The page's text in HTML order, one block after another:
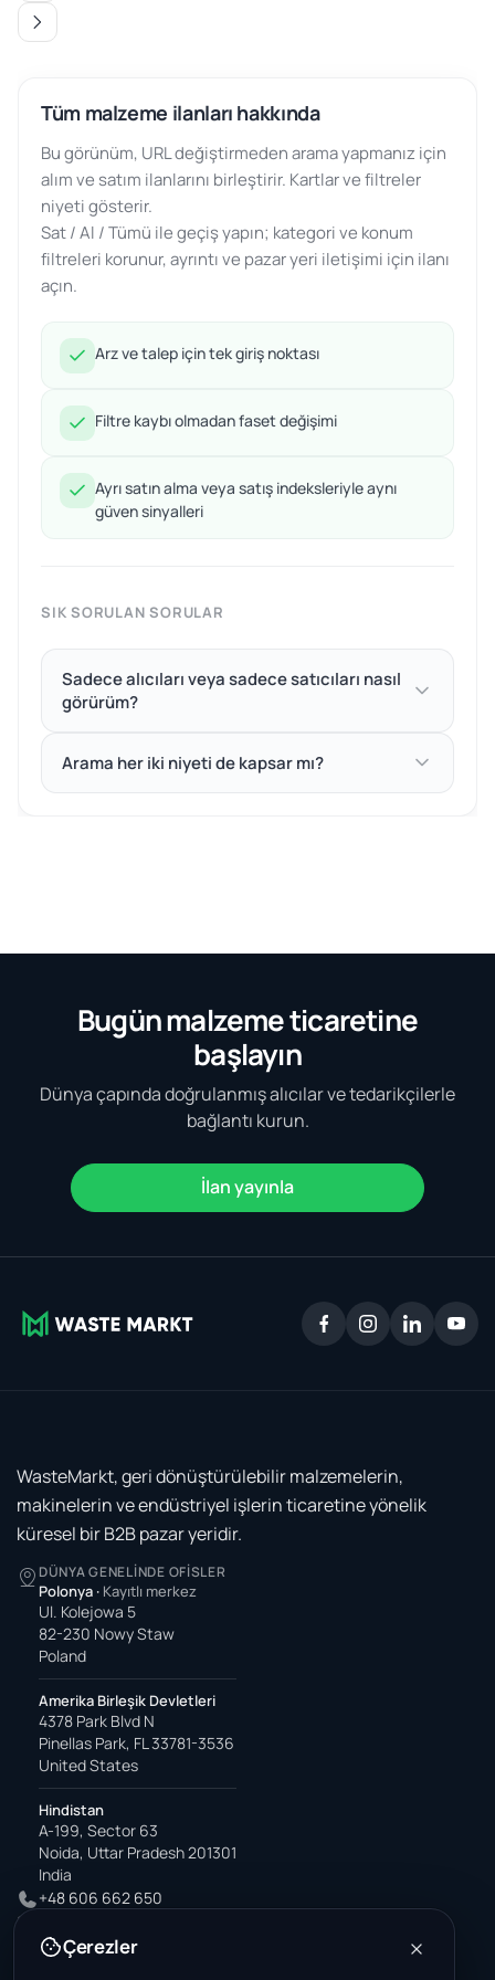
Tüm malzeme ilanları hakkında
Bu görünüm, URL değiştirmeden arama yapmanız için
alım ve satım ilanlarını birleştirir. Kartlar ve filtreler
niyeti gösterir.
Sat / Al / Tümü ile geçiş yapın; kategori ve konum
filtreleri korunur, ayrıntı ve pazar yeri iletişimi için ilanı
açın.
Arz ve talep için tek giriş noktası
Filtre kaybı olmadan faset değişimi
Ayrı satın alma veya satış indeksleriyle aynı
güven sinyalleri
SIK SORULAN SORULAR
Sadece alıcıları veya sadece satıcıları nasıl
görürüm?
Arama her iki niyeti de kapsar mı?
Bugün malzeme ticaretine
başlayın
Dünya çapında doğrulanmış alıcılar ve tedarikçilerle
bağlantı kurun.
İlan yayınla
WasteMarkt, geri dönüştürülebilir malzemelerin,
makinelerin ve endüstriyel işlerin ticaretine yönelik
küresel bir B2B pazar yeridir.
DÜNYA GENELINDE OFISLER
Polonya · Kayıtlı merkez
Ul. Kolejowa 5
82-230 Nowy Staw
Poland
Amerika Birleşik Devletleri
4378 Park Blvd N
Pinellas Park, FL 33781-3536
United States
Hindistan
A-199, Sector 63
Noida, Uttar Pradesh 201301
India
+48 606 662 650
office@wastemarkt.com
Çerezler